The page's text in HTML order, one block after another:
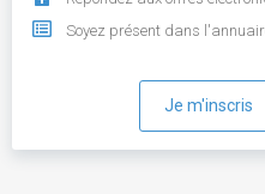
Soyez présent dans
Je m'inscris